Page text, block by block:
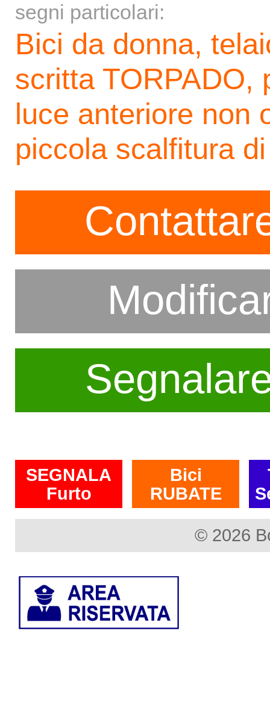
segni particolari:
Bici da donna,
scritta TORPADO,
luce anteriore non
piccola scalfitura
SEGNALA
Furto
Bici
RUBATE
© 2026